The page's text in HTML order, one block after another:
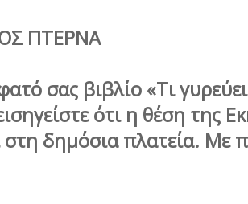
ΠΤΕΡΝΑ
σας βιβλίο «Τι
ότι η θέση της
στη δημόσια πλατεία. Με